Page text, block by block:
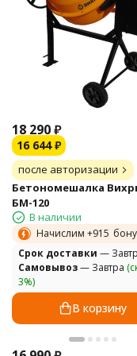
18 290₽
16 644 ₽
после авторизации
Бетономешалка
БМ-120
В наличии
Начислим +915
Cрок доставки —
Самовывоз— Завтра
3%)
В корзину